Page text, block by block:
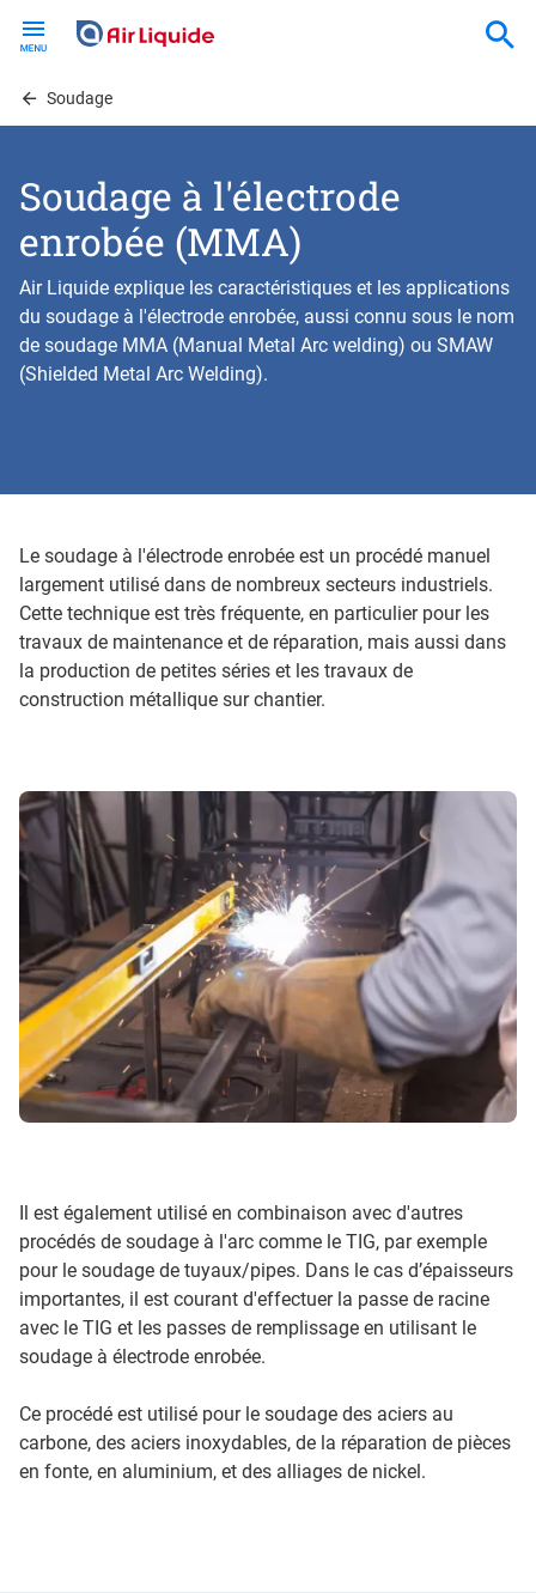
contentSoudage
Soudage à l'électrode
enrobée (MMA)
Air Liquide explique les caractéristiques et les applications
du soudage à l'électrode enrobée, aussi connu sous le nom
de soudage MMA (Manual Metal Arc welding) ou SMAW
(Shielded Metal Arc Welding).
Le soudage à l'électrode enrobée est un procédé manuel
largement utilisé dans de nombreux secteurs industriels.
Cette technique est très fréquente, en particulier pour les
travaux de maintenance et de réparation, mais aussi dans
la production de petites séries et les travaux de
construction métallique sur chantier.
Il est également utilisé en combinaison avec d'autres
procédés de soudage à l'arc comme le TIG, par exemple
pour le soudage de tuyaux/pipes. Dans le cas d’épaisseurs
importantes, il est courant d'effectuer la passe de racine
avec le TIG et les passes de remplissage en utilisant le
soudage à électrode enrobée.
Ce procédé est utilisé pour le soudage des aciers au
carbone, des aciers inoxydables, de la réparation de pièces
en fonte, en aluminium, et des alliages de nickel.